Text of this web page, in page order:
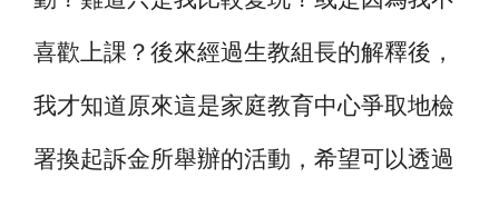
喜歡上課？後來經過生教組長的解釋後，
我才知道原來這是家庭教育中心爭取地檢
署換起訴金所舉辦的活動，希望可以透過